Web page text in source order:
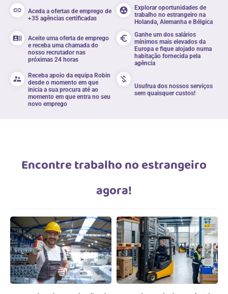
link
Aceda a ofertas de emprego de
+35 agências certificadas
group_work
Explorar oportunidades de
trabalho no estrangeiro na
Holanda, Alemanha e Bélgica
recent_actors
Aceite uma oferta de emprego
e receba uma chamada do
nosso recrutador nas
próximas 24 horas
euro_symbol
Ganhe um dos salários
mínimos mais elevados da
Europa e fique alojado numa
habitação fornecida pela
agência
supervisor_account
Receba apoio da equipa Robin
desde o momento em que
inicia a sua procura até ao
momento em que entra no seu
novo emprego
money_off
Usufrua dos nossos serviços
sem quaisquer custos!
Encontre trabalho no estrangeiro
agora!